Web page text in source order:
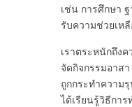
เช่น การศึกษา
รับความช่วยเห
เราตระหนักถึง
จัดกิจกรรมอาส
ถูกกระทำความ
ได้เรียนรู้วิธีการ